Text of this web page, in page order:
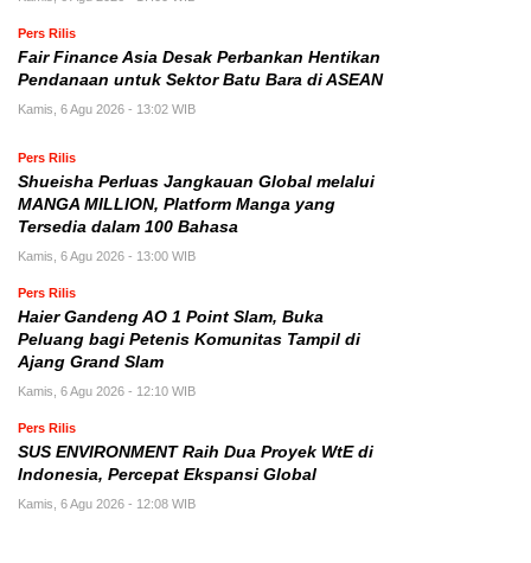
Pers Rilis
Fair Finance Asia Desak Perbankan Hentikan
Pendanaan untuk Sektor Batu Bara di ASEAN
Kamis, 6 Agu 2026 - 13:02 WIB
Pers Rilis
Shueisha Perluas Jangkauan Global melalui
MANGA MILLION, Platform Manga yang
Tersedia dalam 100 Bahasa
Kamis, 6 Agu 2026 - 13:00 WIB
Pers Rilis
Haier Gandeng AO 1 Point Slam, Buka
Peluang bagi Petenis Komunitas Tampil di
Ajang Grand Slam
Kamis, 6 Agu 2026 - 12:10 WIB
Pers Rilis
SUS ENVIRONMENT Raih Dua Proyek WtE di
Indonesia, Percepat Ekspansi Global
Kamis, 6 Agu 2026 - 12:08 WIB